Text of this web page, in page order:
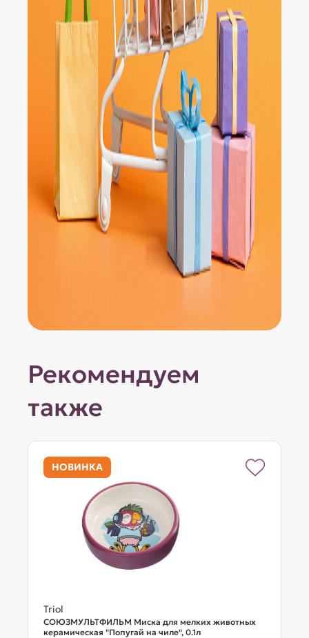
Рекомендуем
также
НОВИНКА
Triol
СОЮЗМУЛЬТФИЛЬМ Миска для мелких животных
керамическая "Попугай на чиле", 0.1л